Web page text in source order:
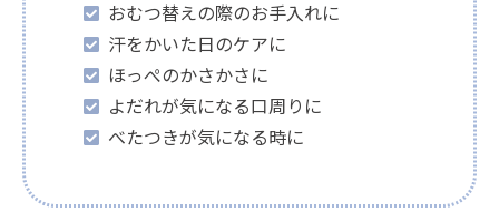
おむつ替えの際のお手入れに
汗をかいた日のケアに
ほっぺのかさかさに
よだれが気になる口周りに
べたつきが気になる時に